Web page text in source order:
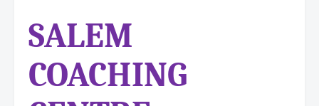
SALEM
COACHING